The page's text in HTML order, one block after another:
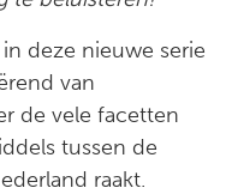
deze nieuwe serie
van
de vele facetten
tussen de
raakt.